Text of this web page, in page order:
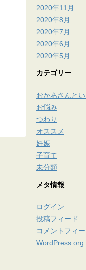
2020年11月
2020年8月
2020年7月
2020年6月
2020年5月
カテゴリー
おかあさんとい
お悩み
つわり
オススメ
妊娠
子育て
未分類
メタ情報
ログイン
投稿フィード
コメントフィ
WordPress.org